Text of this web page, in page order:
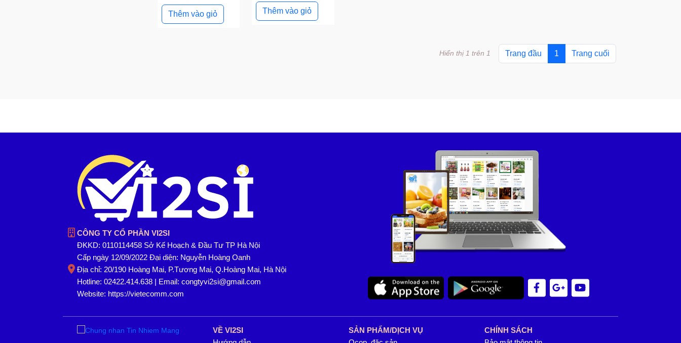
Thêm vào giỏ Thêm vào giỏ
Trang đầu 1 Trang cuối
Hiển thị 1 trên 1
CÔNG TY CỔ PHẦN VI2SI
ĐKKD: 0110114458 Sở Kế Hoạch & Đầu Tư TP Hà Nội
Cấp ngày 12/09/2022 Đại diện: Nguyễn Hoàng Oanh
Địa chỉ: 20/190 Hoàng Mai, P.Tương Mai, Q.Hoàng Mai, Hà Nội
Hotline: 02422.414.638 | Email: congtyvi2si@gmail.com
Website: https://vietecomm.com
VỀ VI2SI
SẢN PHẨM/DỊCH VỤ
CHÍNH SÁCH